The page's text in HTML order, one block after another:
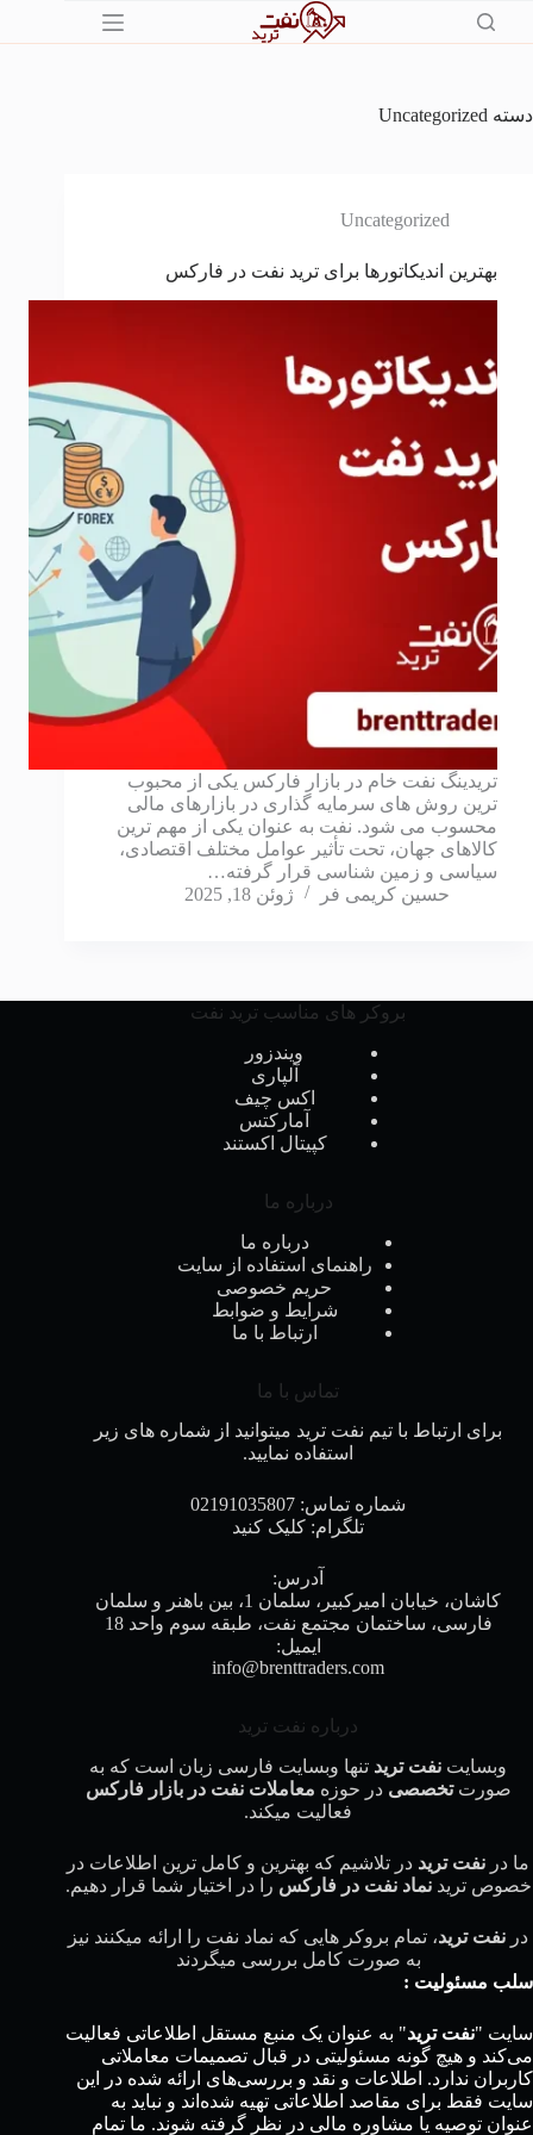
دسته
Uncategorized
بهترین اندیکاتورها برای ترید نفت در فارکس
تریدینگ نفت خام در بازار فارکس یکی از محبوب
ترین روش های سرمایه گذاری در بازارهای مالی
محسوب می شود. نفت به عنوان یکی از مهم ترین
کالاهای جهان، تحت تأثیر عوامل مختلف اقتصادی،
سیاسی و زمین شناسی قرار گرفته…
حسین کریمی فر
ژوئن 18, 2025
بروکر های مناسب ترید نفت
ویندزور
آلپاری
اکس چیف
آمارکتس
کپیتال اکستند
درباره ما
درباره ما
راهنمای استفاده از سایت
حریم خصوصی
شرایط و ضوابط
ارتباط با ما
تماس با ما
برای ارتباط با تیم نفت ترید میتوانید از شماره های زیر
استفاده نمایید.
شماره تماس: 02191035807
تلگرام: کلیک کنید
آدرس:
کاشان، خیابان امیرکبیر، سلمان 1، بین باهنر و سلمان
فارسی، ساختمان مجتمع نفت، طبقه سوم واحد 18
ایمیل:
info@brenttraders.com
درباره نفت ترید
وبسایت نفت ترید تنها وبسایت فارسی زبان است که به
صورتتخصصی در حوزه معاملات نفت در بازار فارکس
فعالیت میکند.
ما در نفت ترید در تلاشیم که بهترین و کامل ترین اطلاعات در
خصوص تریدنماد نفت در فارکس را در اختیار شما قرار دهیم.
در نفت ترید، تمام بروکر هایی که نماد نفت را ارائه میکنند نیز
به صورت کامل بررسی میگردند
سلب مسئولیت :
سایت "نفت ترید" به عنوان یک منبع مستقل اطلاعاتی فعالیت
می‌کند و هیچ گونه مسئولیتی در قبال تصمیمات معاملاتی
کاربران ندارد. اطلاعات و نقد و بررسی‌های ارائه شده در این
سایت فقط برای مقاصد اطلاعاتی تهیه شده‌اند و نباید به
عنوان توصیه یا مشاوره مالی در نظر گرفته شوند. ما تمام